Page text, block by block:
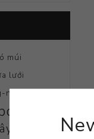
múi
lưới
nhà kính